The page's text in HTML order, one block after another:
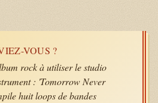
VOUS ?
rock à utiliser le studio
: 'Tomorrow Never
huit loops de bandes